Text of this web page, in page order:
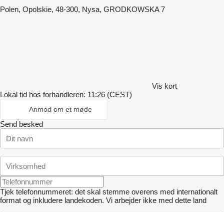
Polen, Opolskie, 48-300, Nysa, GRODKOWSKA 7
Vis kort
Lokal tid hos forhandleren: 11:26 (CEST)
Anmod om et møde
Send besked
Tjek telefonnummeret: det skal stemme overens med internationalt
format og inkludere landekoden. Vi arbejder ikke med dette land